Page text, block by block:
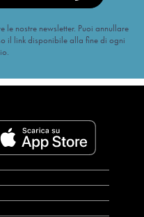
le nostre newsletter. Puoi annullare
il link disponibile alla fine di ogni